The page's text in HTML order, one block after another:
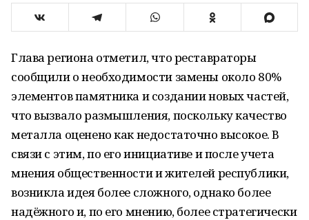
Глава региона отметил, что реставраторы
сообщили о необходимости замены около 80%
элементов памятника и создании новых частей,
что вызвало размышления, поскольку качество
металла оценено как недостаточно высокое. В
связи с этим, по его инициативе и после учета
мнения общественности и жителей республики,
возникла идея более сложного, однако более
надёжного и, по его мнению, более стратегически